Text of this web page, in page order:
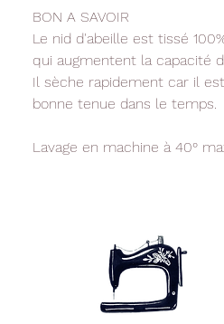
BON A SAVOIR
Le nid d'abeille est tissé
qui augmentent la capacité
Il sèche rapidement car il
bonne tenue dans le temps.
Lavage en machine à 40°